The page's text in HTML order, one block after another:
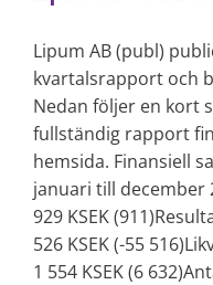
Lipum AB (publ)
kvartalsrapport och
Nedan följer en kort
fullständig rapport
hemsida. Finansiell
januari till december
929 KSEK
526 KSEK (-55
1 554 KSEK (6